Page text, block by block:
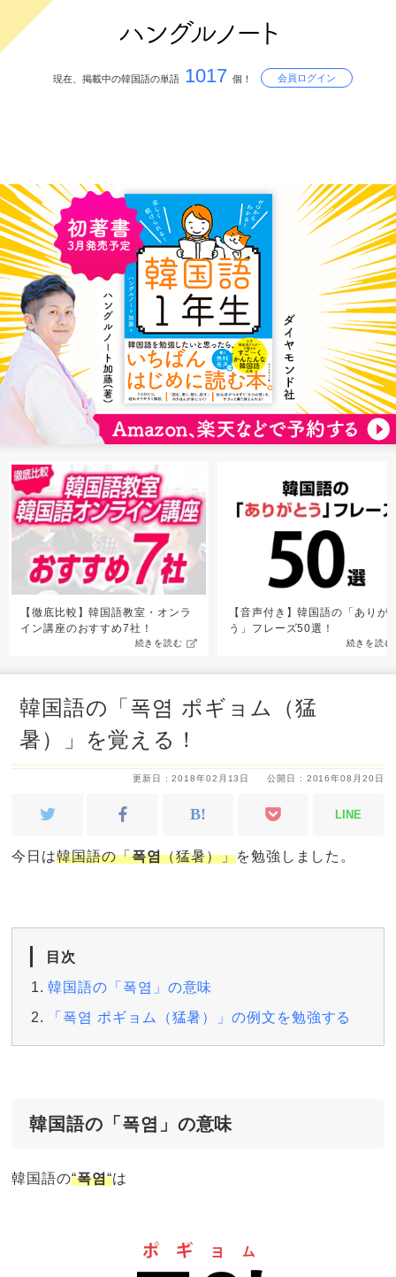
現在、掲載中の韓国語の単語 1017 個！ 会員ログイン
【徹底比較】韓国語教室・オンラ
イン講座のおすすめ7社！
続きを読む
【音声付き】韓国語の「ありが
う」フレーズ50選！
続きを読む
韓国語の「폭염 ポギョム（猛
暑）」を覚える！
公開日 : 2016年08月20日
更新日 : 2018年02月13日
LINE
今日は韓国語の「폭염（猛暑）」を勉強しました。
目次
韓国語の「폭염」の意味
「폭염 ポギョム（猛暑）」の例文を勉強する
韓国語の「폭염」の意味
韓国語の“폭염“は